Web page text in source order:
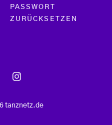
PASSWORT
ZURÜCKSETZEN
tanznetz.de